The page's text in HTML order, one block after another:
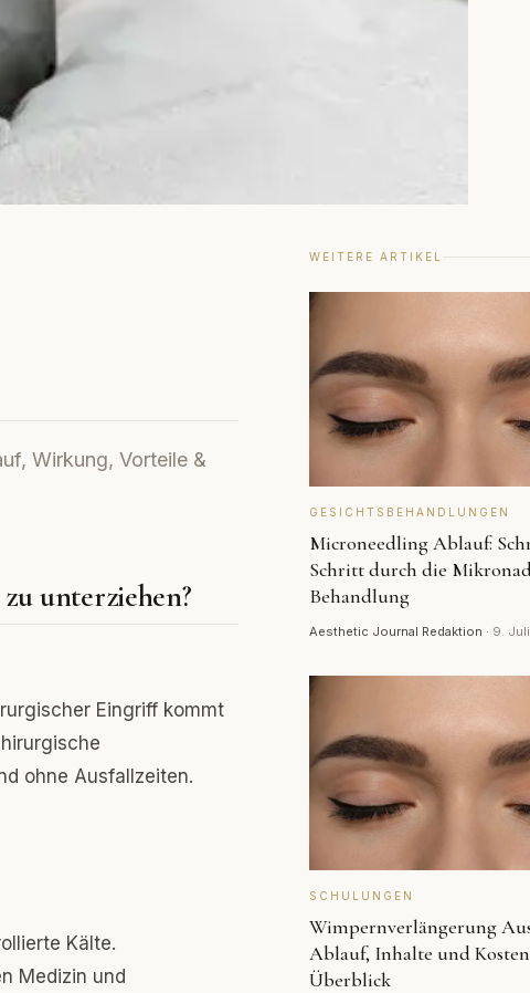
Wirkung, Vorteile &
unterziehen?
Eingriff kommt
ohne Ausfallzeiten.
Kälte.
Medizin und
WEITERE ARTIKEL
GESICHTSBEHANDLUNGEN
Microneedling Ablauf:
Schritt durch die
Behandlung
Aesthetic Journal Redaktion · 9.
SCHULUNGEN
Wimpernverlängerung
Ablauf, Inhalte und
Überblick